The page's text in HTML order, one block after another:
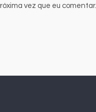
vez que eu comentar.